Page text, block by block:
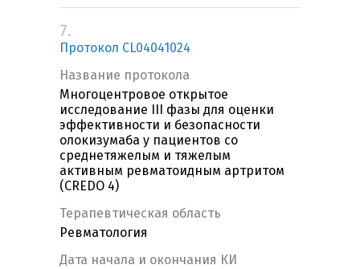
7.
Протокол CL04041024
Название протокола
Многоцентровое открытое
исследование III фазы для оценки
эффективности и безопасности
олокизумаба у пациентов со
среднетяжелым и тяжелым
активным ревматоидным артритом
(CREDO 4)
Терапевтическая область
Ревматология
Дата начала и окончания КИ